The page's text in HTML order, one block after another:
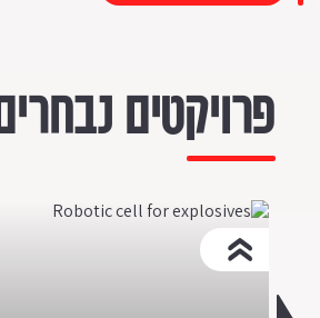
פרויקטים נבחרים